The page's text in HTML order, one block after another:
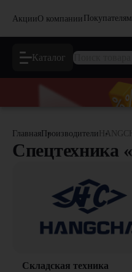
АкцииО компании Покупателям
Каталог
Главная Производители
Спецтехника
Складская техника